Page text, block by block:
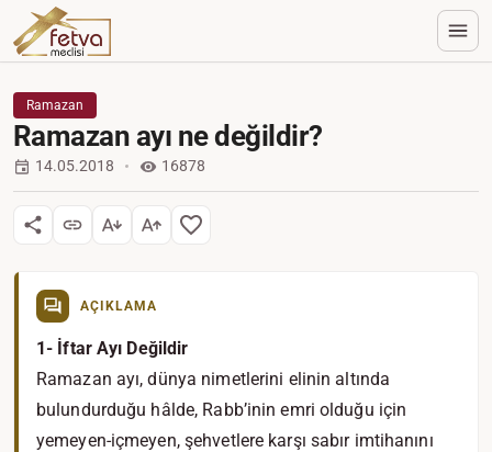
Ramazan
Ramazan ayı ne değildir?
14.05.2018 16878
AÇIKLAMA
1- İftar Ayı Değildir
Ramazan ayı, dünya nimetlerini elinin altında
bulundurduğu hâlde, Rabb’inin emri olduğu için
yemeyen-içmeyen, şehvetlere karşı sabır imtihanını